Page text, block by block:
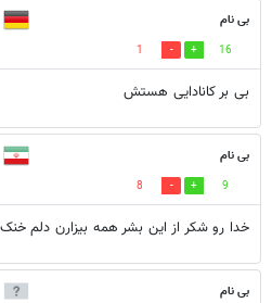
بی نام
16
1
بی بر کانادایی هستش
بی نام
9
8
خدا رو شکر از این بشر همه بیزارن دلم
بی نام